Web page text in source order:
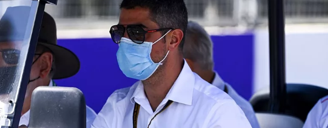
FÓRMULA E